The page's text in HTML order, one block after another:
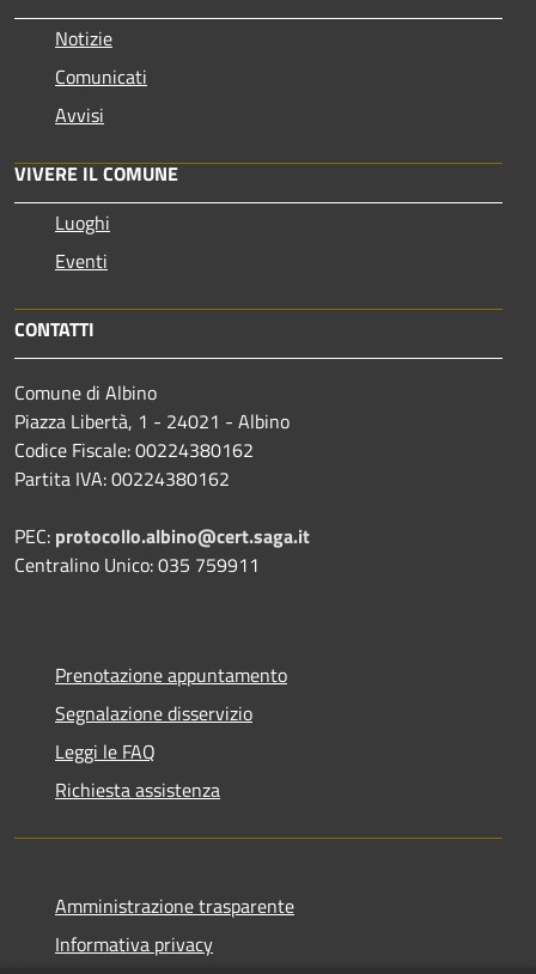
Notizie
Comunicati
Avvisi
VIVERE IL COMUNE
Luoghi
Eventi
CONTATTI
Comune di Albino
Piazza Libertà, 1 - 24021 - Albino
Codice Fiscale: 00224380162
Partita IVA: 00224380162
PEC: protocollo.albino@cert.saga.it
Centralino Unico: 035 759911
Prenotazione appuntamento
Segnalazione disservizio
Leggi le FAQ
Richiesta assistenza
Amministrazione trasparente
Informativa privacy